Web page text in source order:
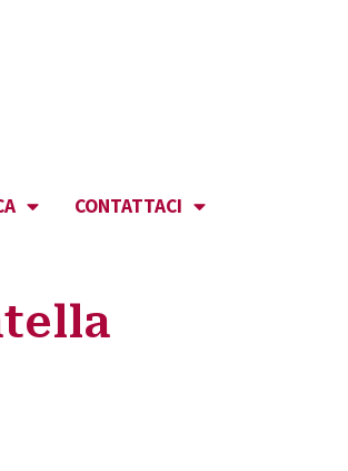
CONTATTACI